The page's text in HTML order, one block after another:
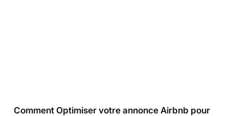
Comment Optimiser votre annonce Airbnb pour